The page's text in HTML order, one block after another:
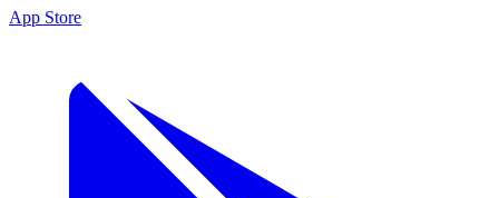
App Store